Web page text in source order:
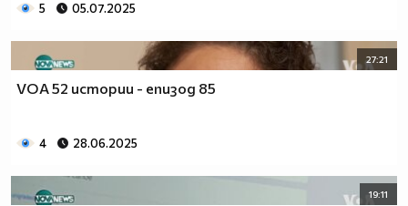
5 05.07.2025
27:21
VOA 52 истории - епизод 85
4 28.06.2025
19:11